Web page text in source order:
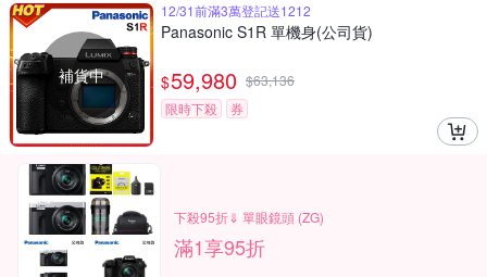
補貨中
12/31前滿3萬登記送1212
Panasonic S1R 單機身(公司貨)
$59,980 $63,136
限時下殺
券
下殺95折⇓ 單眼鏡頭 (ZG)
滿1享95折